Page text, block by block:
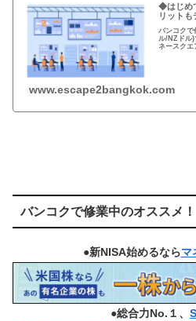
◆はじめ
リット
バンコク
ル/NZドル
ネースクエ
www.escape2bangkok.com
バンコクで修業中のオススメ！
●新NISA始めるならマ
●総合力No.１、